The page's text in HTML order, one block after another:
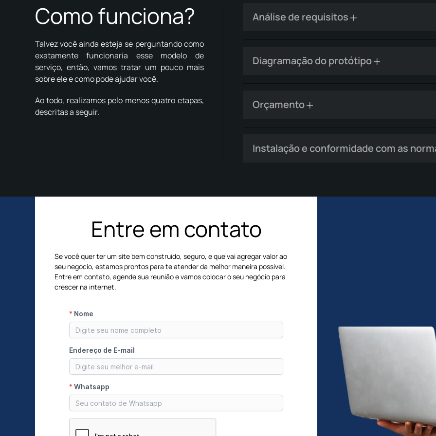
Como funciona?
Talvez você ainda esteja se perguntando como
exatamente funcionaria esse modelo de
serviço, então, vamos tratar um pouco mais
sobre ele e como pode ajudar você.
Ao todo, realizamos pelo menos quatro etapas,
descritas a seguir.
Análise de requisitos
Diagramação do protótipo
Orçamento
Instalação e conformidade com as
Entre em contato
Se você quer ter um site bem construído, seguro, e que vai agregar valor ao
seu negócio, estamos prontos para te atender da melhor maneira possível.
Entre em contato, agende sua reunião e vamos colocar o seu negócio para
crescer na internet.